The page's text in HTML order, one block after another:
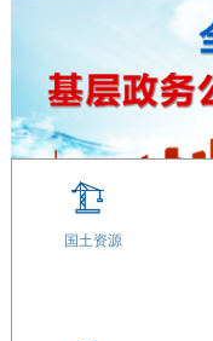
国土资源